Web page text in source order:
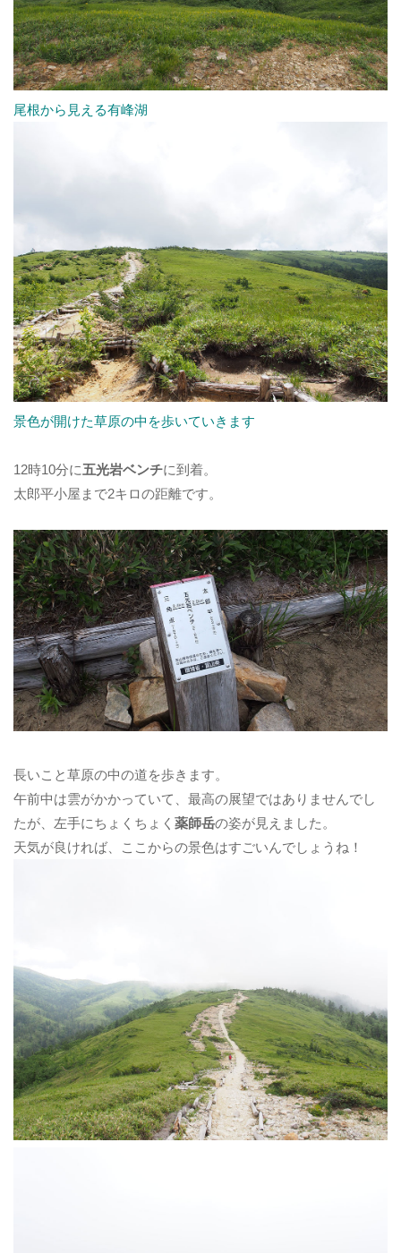
尾根から見える有峰湖
景色が開けた草原の中を歩いていきます
12時10分に五光岩ベンチに到着。
太郎平小屋まで2キロの距離です。
長いこと草原の中の道を歩きます。
午前中は雲がかかっていて、最高の展望ではありませんでし
たが、左手にちょくちょく 薬師岳の姿が見えました。
天気が良ければ、ここからの景色はすごいんでしょうね！